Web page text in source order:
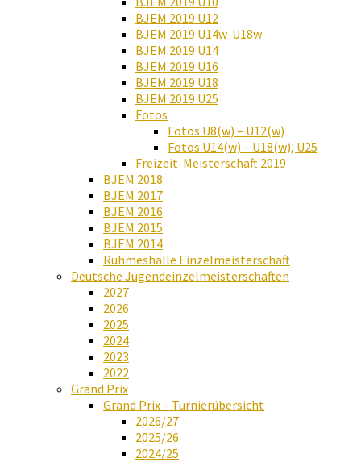
BJEM 2019 U12
BJEM 2019 U14w-U18w
BJEM 2019 U14
BJEM 2019 U16
BJEM 2019 U18
BJEM 2019 U25
Fotos
Fotos U8(w) – U12(w)
Fotos U14(w) – U18(w), U25
Freizeit-Meisterschaft 2019
BJEM 2018
BJEM 2017
BJEM 2016
BJEM 2015
BJEM 2014
Ruhmeshalle Einzelmeisterschaft
Deutsche Jugendeinzelmeisterschaften
2027
2026
2025
2024
2023
2022
Grand Prix
Grand Prix – Turnierübersicht
2026/27
2025/26
2024/25